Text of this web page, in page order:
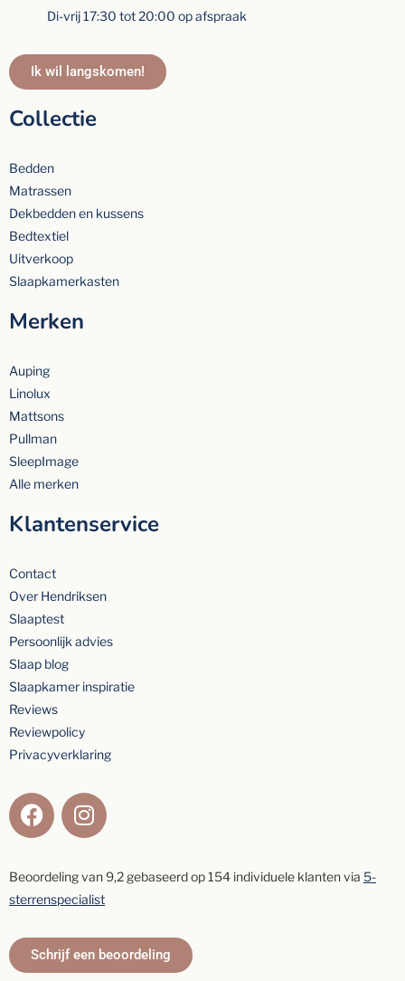
Di-vrij 17:30 tot 20:00 op afspraak
Ik wil langskomen!
Collectie
Bedden
Matrassen
Dekbedden en kussens
Bedtextiel
Uitverkoop
Slaapkamerkasten
Merken
Auping
Linolux
Mattsons
Pullman
SleepImage
Alle merken
Klantenservice
Contact
Over Hendriksen
Slaaptest
Persoonlijk advies
Slaap blog
Slaapkamer inspiratie
Reviews
Reviewpolicy
Privacyverklaring
Beoordeling van9,2 gebaseerd op154 individuele klanten via 5-
sterrenspecialist
Schrijf een beoordeling